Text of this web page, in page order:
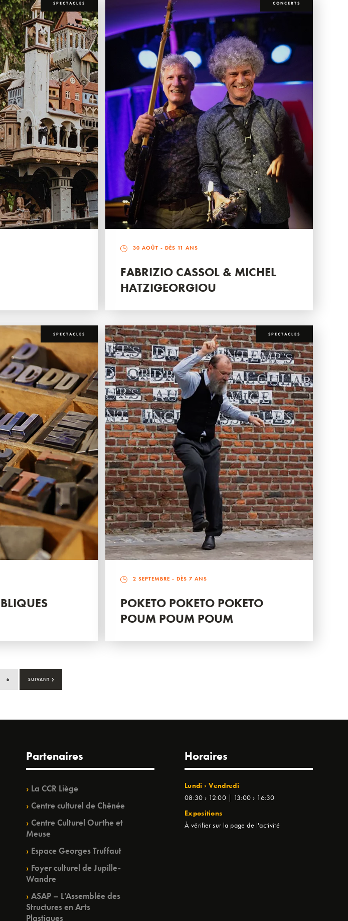
SPECTACLES CONCERTS
30 AOÛT - DÈS 11 ANS
FABRIZIO CASSOL & MICHEL
HATZIGEORGIOU
SPECTACLES SPECTACLES
2 SEPTEMBRE - DÈS 7 ANS
POKETO POKETO POKETO
POUM POUM POUM
6 SUIVANT ›
Partenaires
La CCR Liège
Centre culturel de Chênée
Centre Culturel Ourthe et
Meuse
Espace Georges Truffaut
Foyer culturel de Jupille-
Wandre
ASAP – L’Assemblée des
Structures en Arts
Plastiques
Horaires
Lundi › Vendredi
08:30 › 12:00 | 13:00 › 16:30
Expositions
À vérifier sur la page de l'activité